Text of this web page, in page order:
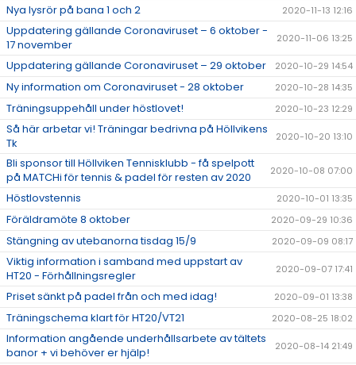
Nya lysrör på bana 1 och 2 2020-11-13 12:16
Uppdatering gällande Coronaviruset – 6 oktober -
17 november
2020-11-06 13:25
Uppdatering gällande Coronaviruset – 29 oktober 2020-10-29 14:54
Ny information om Coronaviruset - 28 oktober 2020-10-28 14:35
Träningsuppehåll under höstlovet! 2020-10-23 12:29
Så här arbetar vi! Träningar bedrivna på Höllvikens
Tk
2020-10-20 13:10
Bli sponsor till Höllviken Tennisklubb - få spelpott
på MATCHi för tennis & padel för resten av 2020
2020-10-08 07:00
Höstlovstennis 2020-10-01 13:35
Föräldramöte 8 oktober 2020-09-29 10:36
Stängning av utebanorna tisdag 15/9 2020-09-09 08:17
Viktig information i samband med uppstart av
HT20 - Förhållningsregler
2020-09-07 17:41
Priset sänkt på padel från och med idag! 2020-09-01 13:38
Träningschema klart för HT20/VT21 2020-08-25 18:02
Information angående underhållsarbete av tältets
banor + vi behöver er hjälp!
2020-08-14 21:49